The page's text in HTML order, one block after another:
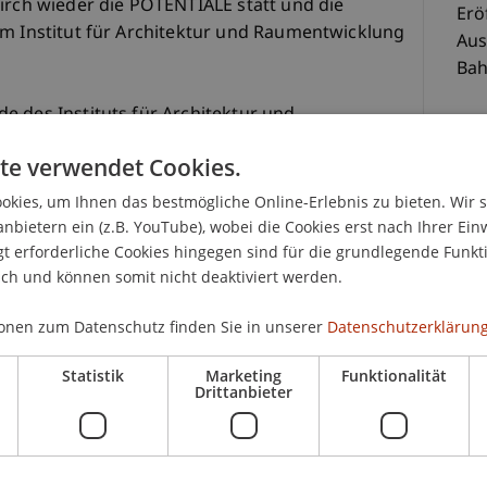
wieder die POTENTIALE statt und die
Institut für Architektur und Raumentwicklung
des Instituts für Architektur und
Projekt an der POTENTIALE im Rahmen
Bachelorstudierenden des Instituts für
sich bereits seit Wochen mit dem Thema
an der Potentiale zu präsentieren.
Bedürfnisse eines simplen Obdachs
Transparenz der Mittel, also Raum, Licht,
zusammenspielen. Die Analyse
legt eine Spur, die zu einer eigenen Lösung
Herangehensweise, bei der das
Die Studierenden arbeiten in Viererteams,
entwickeln und gestalten einen Shelter. Sie
verwendet Cookies.
um Ihnen das bestmögliche Online-Erlebnis zu bieten. Wir
ein (z.B. YouTube), wobei die Cookies erst nach Ihrer
erforderliche Cookies hingegen sind für die grundlegende
und können somit nicht deaktiviert werden.
zum Datenschutz finden Sie in unserer
Statistik Marketing
Drittanbieter
Funktionalität